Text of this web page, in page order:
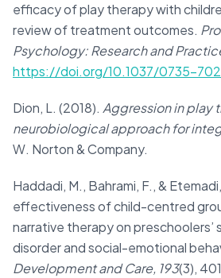
efficacy of play therapy with
review of treatment outcomes.
Psychology: Research and
https://doi.org/10.1037/0735-
Dion, L. (2018). Aggression in play
neurobiological approach for
W. Norton & Company.
Haddadi, M., Bahrami, F., &
effectiveness of child-centred
narrative therapy on preschoolers’
disorder and social-emotional
Development and Care, 193(3),